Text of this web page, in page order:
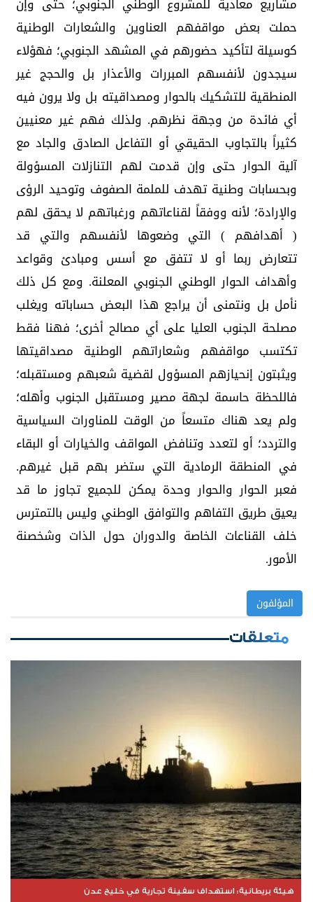
مشاريع معادية للمشروع الوطني الجنوبي؛ حتى وإن
حملت بعض مواقفهم العناوين والشعارات الوطنية
كوسيلة لتأكيد حضورهم في المشهد الجنوبي؛ فهؤلاء
سيجدون لأنفسهم المبررات والأعذار بل والحجج غير
المنطقية للتشكيك بالحوار ومصداقيته بل ولا يرون فيه
أي فائدة من وجهة نظرهم. ولذلك فهم غير معنيين
كثيراً بالتجاوب الحقيقي أو التفاعل الصادق والجاد مع
آلية الحوار حتى وإن قدمت لهم التنازلات المسؤولة
وبحسابات وطنية تهدف للملمة الصفوف وتوحيد الرؤى
والإرادة؛ لأنه ووفقاً لقناعاتهم ورغباتهم لا يحقق لهم
( أهدافهم ) التي وضعوها لأنفسهم والتي قد
تتعارض ربما أو لا تتفق مع أسس ومبادئ وقواعد
وأهداف الحوار الوطني الجنوبي المعلنة. ومع كل ذلك
نأمل بل ونتمنى أن يراجع هذا البعض حساباته ويغلب
مصلحة الجنوب العليا على أي مصالح أخرى؛ فهنا فقط
تكتسب مواقفهم وشعاراتهم الوطنية مصداقيتها
ويثبتون إنحيازهم المسؤول لقضية شعبهم ومستقبله؛
فاللحظة حاسمة لجهة مصير ومستقبل الجنوب وأهله؛
ولم يعد هناك متسعاً من الوقت للمناورات السياسية
والتردد؛ أو لتعدد وتنافض المواقف والخيارات أو البقاء
في المنطقة الرمادية التي ستضر بهم قبل غيرهم.
فعبر الحوار والحوار وحدة يمكن للجميع تجاوز ما قد
يعيق طريق التفاهم والتوافق الوطني وليس بالتمترس
خلف القناعات الخاصة والدوران حول الذات وشخصنة
الأمور.
المؤلفون
متعلقات
هيئة بريطانية: استهداف سفينة تجارية في خليج عدن